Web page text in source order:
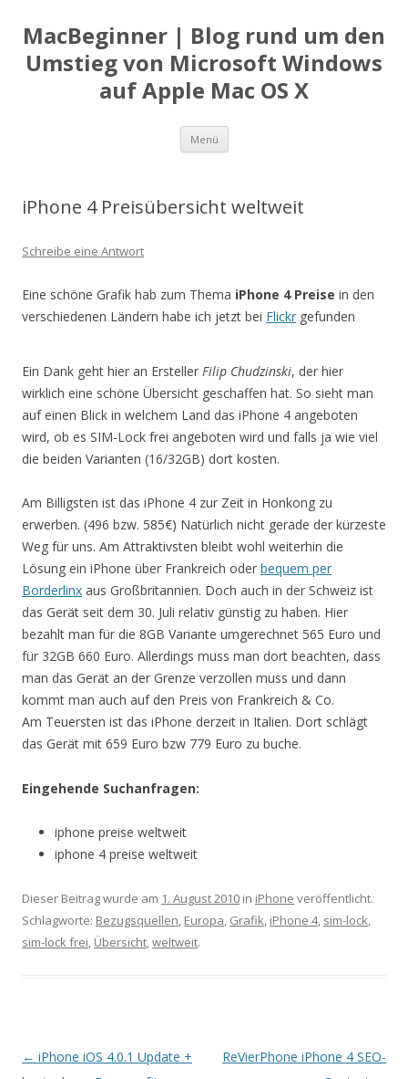
MacBeginner | Blog rund um den
Umstieg von Microsoft Windows
auf Apple Mac OS X
Menü Zum
springen
iPhone 4 Preisübersicht weltweit
Schreibe eine Antwort
Eine schöne Grafik hab zum Thema iPhone 4 Preise in den
verschiedenen Ländern habe ich jetzt bei Flickr gefunden
Ein Dank geht hier an Ersteller Filip Chudzinski, der hier
wirklich eine schöne Übersicht geschaffen hat. So sieht man
auf einen Blick in welchem Land das iPhone 4 angeboten
wird, ob es SIM-Lock frei angeboten wird und falls ja wie viel
die beiden Varianten (16/32GB) dort kosten.
Am Billigsten ist das iPhone 4 zur Zeit in Honkong zu
erwerben. (496 bzw. 585€) Natürlich nicht gerade der kürzeste
Weg für uns. Am Attraktivsten bleibt wohl weiterhin die
Lösung ein iPhone über Frankreich oder bequem per
Borderlinx aus Großbritannien. Doch auch in der Schweiz ist
das Gerät seit dem 30. Juli relativ günstig zu haben. Hier
bezahlt man für die 8GB Variante umgerechnet 565 Euro und
für 32GB 660 Euro. Allerdings muss man dort beachten, dass
man das Gerät an der Grenze verzollen muss und dann
kommt man auch auf den Preis von Frankreich & Co.
Am Teuersten ist das iPhone derzeit in Italien. Dort schlägt
das Gerät mit 659 Euro bzw 779 Euro zu buche.
Eingehende Suchanfragen:
iphone preise weltweit
iphone 4 preise weltweit
Dieser Beitrag wurde am 1. August 2010 in iPhone veröffentlicht.
Schlagworte: Bezugsquellen, Europa, Grafik, iPhone 4, sim-lock,
sim-lock frei, Übersicht,weltweit.
Beitrags-
← iPhone iOS 4.0.1 Update +
ReVierPhone iPhone 4 SEO-